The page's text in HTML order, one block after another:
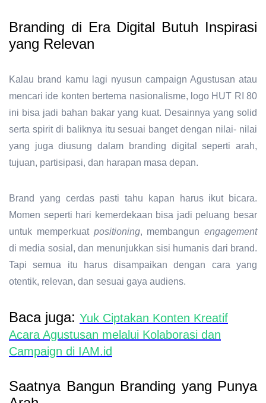
Branding di Era Digital Butuh Inspirasi
yang Relevan
Kalau brand kamu lagi nyusun campaign Agustusan atau
mencari ide konten bertema nasionalisme, logo HUT RI 80
ini bisa jadi bahan bakar yang kuat. Desainnya yang solid
serta spirit di baliknya itu sesuai banget dengan nilai- nilai
yang juga diusung dalam
branding digital
seperti arah,
tujuan, partisipasi, dan harapan masa depan.
Brand yang cerdas pasti tahu kapan harus ikut bicara.
Momen seperti hari kemerdekaan bisa jadi peluang besar
untuk memperkuat positioning, membangun engagement
di media sosial, dan menunjukkan sisi humanis dari brand.
Tapi semua itu harus disampaikan dengan cara yang
otentik, relevan, dan sesuai gaya audiens.
Baca juga: Yuk Ciptakan Konten Kreatif
Acara Agustusan melalui Kolaborasi dan
Campaign di IAM.id
Saatnya Bangun Branding yang Punya